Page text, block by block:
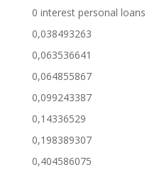
0 interest personal loans
0,038493263
0,063536641
0,064855867
0,099243387
0,14336529
0,198389307
0,404586075